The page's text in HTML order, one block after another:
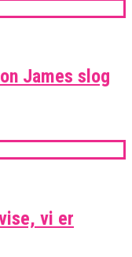
James slog
vi er